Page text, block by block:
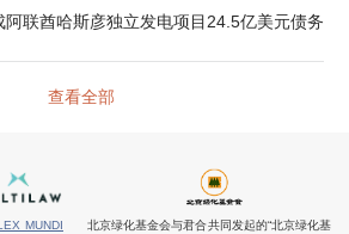
联酋哈斯彦独立发电项目24.5亿美元债务
查看全部
MUNDI
北京绿化基金会与君合共同发起的“北京绿化基